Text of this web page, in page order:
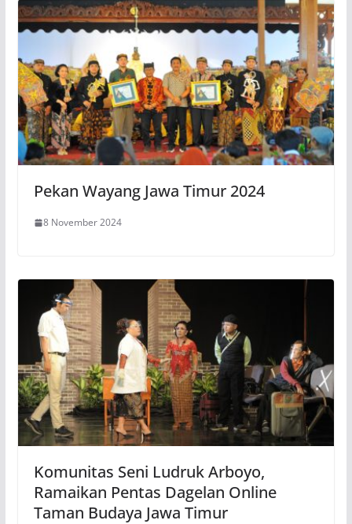
Pekan Wayang Jawa Timur 2024
8 November 2024
Komunitas Seni Ludruk Arboyo,
Ramaikan Pentas Dagelan Online
Taman Budaya Jawa Timur